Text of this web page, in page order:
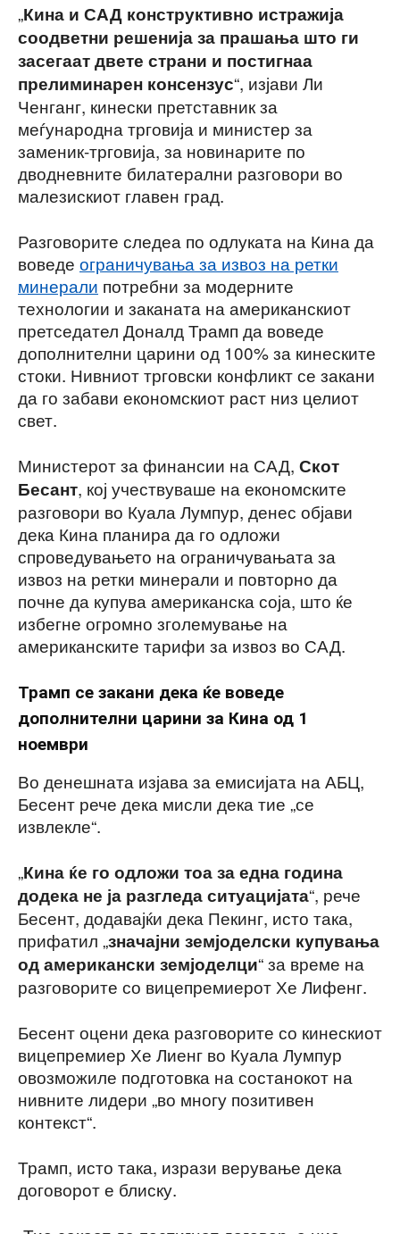
„Кина и САД конструктивно истражија
соодветни решенија за прашања што ги
засегаат двете страни и постигнаа
прелиминарен консензус“, изјави Ли
Ченганг, кинески претставник за
меѓународна трговија и министер за
заменик-трговија, за новинарите по
дводневните билатерални разговори во
малезискиот главен град.
Разговорите следеа по одлуката на Кина да
воведе ограничувања за извоз на ретки
минерали потребни за модерните
технологии и заканата на американскиот
претседател Доналд Трамп да воведе
дополнителни царини од 100% за кинеските
стоки. Нивниот трговски конфликт се закани
да го забави економскиот раст низ целиот
свет.
Министерот за финансии на САД, Скот
Бесант, кој учествуваше на економските
разговори во Куала Лумпур, денес објави
дека Кина планира да го одложи
спроведувањето на ограничувањата за
извоз на ретки минерали и повторно да
почне да купува американска соја, што ќе
избегне огромно зголемување на
американските тарифи за извоз во САД.
Трамп се закани дека ќе воведе
дополнителни царини за Кина од 1
ноември
Во денешната изјава за емисијата на АБЦ,
Бесент рече дека мисли дека тие „се
извлекле“.
„Кина ќе го одложи тоа за една година
додека не ја разгледа ситуацијата“, рече
Бесент, додавајќи дека Пекинг, исто така,
прифатил „значајни земјоделски купувања
од американски земјоделци“ за време на
разговорите со вицепремиерот Хе Лифенг.
Бесент оцени дека разговорите со кинескиот
вицепремиер Хе Лиенг во Куала Лумпур
овозможиле подготовка на состанокот на
нивните лидери „во многу позитивен
контекст“.
Трамп, исто така, изрази верување дека
договорот е блиску.